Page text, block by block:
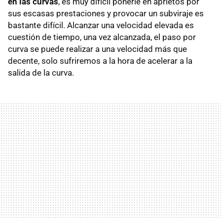
sus escasas prestaciones y provocar un subviraje es
bastante difícil. Alcanzar una velocidad elevada es
cuestión de tiempo, una vez alcanzada, el paso por
curva se puede realizar a una velocidad más que
decente, solo sufriremos a la hora de acelerar a la
salida de la curva.